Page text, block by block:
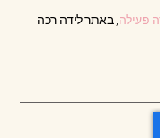
פעילה , באתר לידה רכה